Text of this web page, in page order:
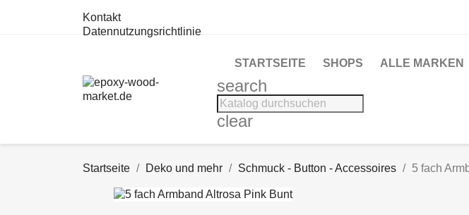
Kontakt
Datennutzungsrichtlinie
STARTSEITE SHOPS ALLE MARKEN
search
clear
Startseite Deko und mehr Schmuck - Button - Accessoires 5 fach